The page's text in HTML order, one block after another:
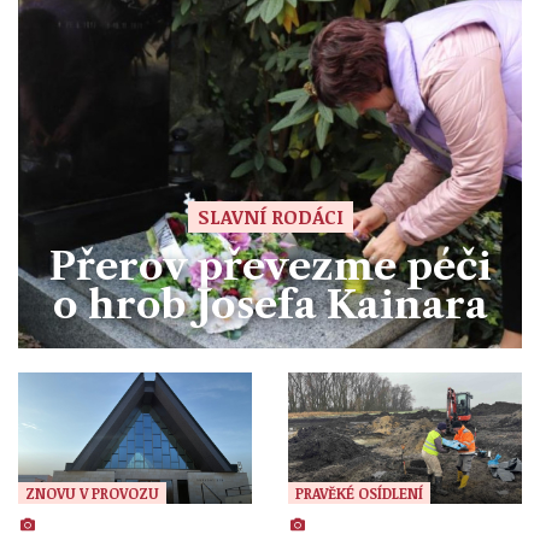
SLAVNÍ RODÁCI
Přerov převezme péči
o hrob Josefa Kainara
ZNOVU V PROVOZU PRAVĚKÉ OSÍDLENÍ